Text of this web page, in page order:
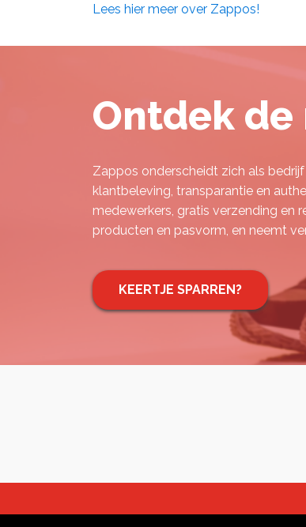
Lees hier meer over Zappos!
Ontdek de
Zappos onderscheidt zich als
klantbeleving, transparantie en
medewerkers, gratis verzending en
producten en pasvorm, en neemt
KEERTJE SPARREN?